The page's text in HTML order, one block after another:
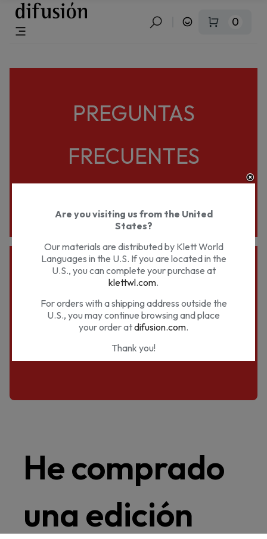
0
PREGUNTAS
FRECUENTES
Preguntas frecuentes
CAMPUS DIFUSIÓN - CONTENIDO
He comprado una edición híbrida ¿por qué no tengo
acceso a todo el contenido?
He comprado
una edición
Are you visiting us from the United
States?
Our materials are distributed by Klett World
Languages in the U.S. If you are located in the
U.S., you can complete your purchase at
klettwl.com.
For orders with a shipping address outside the
U.S., you may continue browsing and place
your order atdifusion.com.
Thank you!
Para pedidos con dirección de envío fuera de
EE.UU. puedes seguir navegando en
¡Muchas gracias!